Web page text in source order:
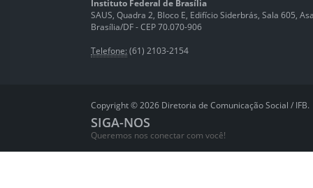
Instituto Federal de Brasília
SAUS, Quadra 2, Bloco E, Edifício Siderbrás, Sala 605,
Brasília/DF - CEP 70.070-906
Telefone: (61) 2103-2154
Copyright © 2026 Diretoria de Comunicação Social / IFB.
SIGA-NOS
Queremos nos conectar com você!